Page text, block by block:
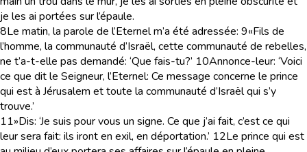
je les ai portées sur l’épaule.
8Le matin, la parole de l’Eternel m’a été adressée: 9«Fils de
l’homme, la communauté d’Israël, cette communauté de rebelles,
ne t’a-t-elle pas demandé: ‘Que fais-tu?’ 10Annonce-leur: ‘Voici
ce que dit le Seigneur, l’Eternel: Ce message concerne le prince
qui est à Jérusalem et toute la communauté d’Israël qui s’y
trouve.’
11»Dis: ‘Je suis pour vous un signe. Ce que j’ai fait, c’est ce qui
leur sera fait: ils iront en exil, en déportation.’ 12Le prince qui est